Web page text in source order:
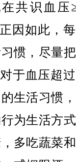
共识血压
因如此，
惯，尽量
于血压超
生活习惯
为生活方
多吃蔬菜